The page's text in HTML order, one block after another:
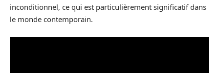
inconditionnel, ce qui est particulièrement significatif dans
le monde contemporain.